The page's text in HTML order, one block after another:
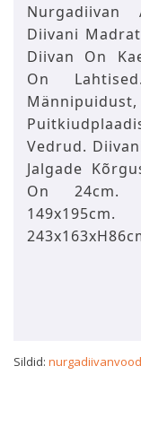
Nurgadiivan
Diivani
Diivan On
On
Vedrud.
Jalgade
On 24cm.
Sildid: